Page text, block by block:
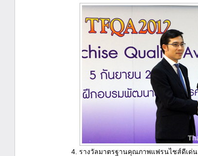
4. รางวัลมาตรฐานคุณภาพแฟรนไชส์ดีเด่น